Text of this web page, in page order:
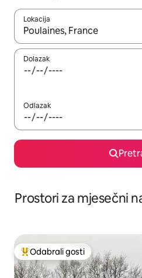
Lokacija
Kada budu dostupni rezultati,
Dolazak
Odlazak
Prostori za mjesečni
Među najviše rangiranima s
Odabrali gosti